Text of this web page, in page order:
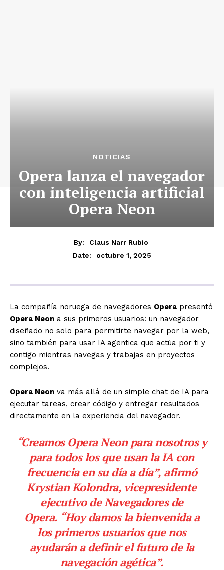
NOTICIAS
Opera lanza el navegador
con inteligencia artificial
Opera Neon
By:
Claus Narr Rubio
Date:
octubre 1, 2025
La compañía noruega de navegadores Opera presentó
Opera Neon a sus primeros usuarios: un navegador
diseñado no solo para permitirte navegar por la web,
sino también para usar IA agentica que actúa por ti y
contigo mientras navegas y trabajas en proyectos
complejos.
Opera Neon va más allá de un simple chat de IA para
ejecutar tareas, crear código y entregar resultados
directamente en la experiencia del navegador.
“Creamos Opera Neon para nosotros y
para todos los que usan la IA con
frecuencia en su día a día”, afirmó
Krystian Kolondra, vicepresidente
ejecutivo de Navegadores de
Opera. “Hoy damos la bienvenida a
los primeros usuarios que nos
ayudarán a definir el futuro de la
navegación agética”.